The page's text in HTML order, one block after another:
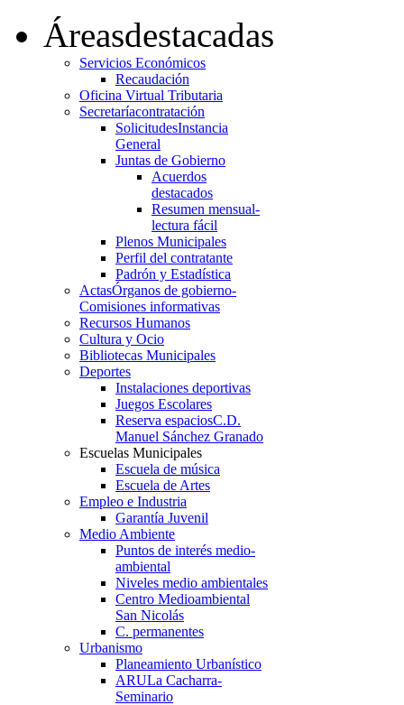
Áreasdestacadas
Servicios Económicos
Recaudación
Oficina Virtual Tributaria
Secretaríacontratación
SolicitudesInstancia
General
Juntas de Gobierno
Acuerdos
destacados
Resumen mensual-
lectura fácil
Plenos Municipales
Perfil del contratante
Padrón y Estadística
ActasÓrganos de gobierno-
Comisiones informativas
Recursos Humanos
Cultura y Ocio
Bibliotecas Municipales
Deportes
Instalaciones deportivas
Juegos Escolares
Reserva espaciosC.D.
Manuel Sánchez Granado
Escuelas Municipales
Escuela de música
Escuela de Artes
Empleo e Industria
Garantía Juvenil
Medio Ambiente
Puntos de interés medio-
ambiental
Niveles medio ambientales
Centro Medioambiental
San Nicolás
C. permanentes
Urbanismo
Planeamiento Urbanístico
ARULa Cacharra-
Seminario